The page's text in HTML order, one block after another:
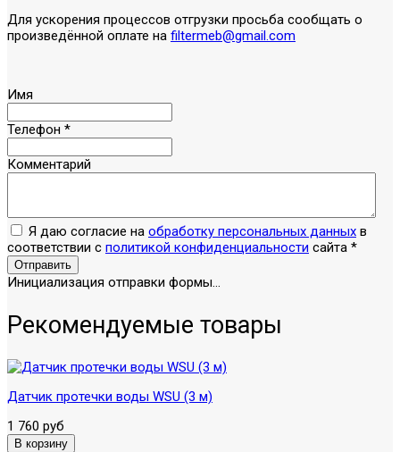
Для ускорения процессов отгрузки просьба сообщать о
произведённой оплате на filtermeb@gmail.com
Имя
Телефон *
Комментарий
Я даю согласие на обработку персональных данных в
соответствии с политикой конфиденциальности сайта *
Отправить
Инициализация отправки формы...
Рекомендуемые товары
Датчик протечки воды WSU (3 м)
1 760 руб